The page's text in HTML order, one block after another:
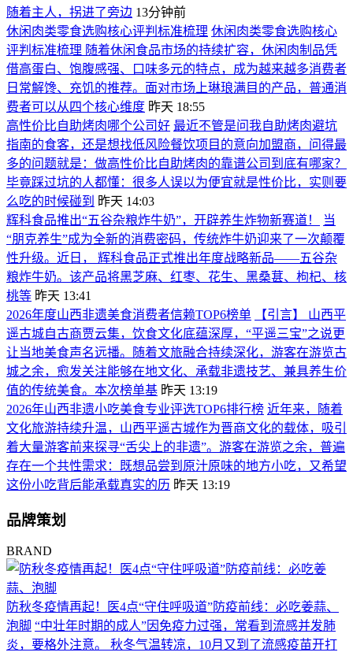
随着主人，拐进了旁边 13分钟前
休闲肉类零食选购核心评判标准梳理 休闲肉类零食选购核心
评判标准梳理 随着休闲食品市场的持续扩容，休闲肉制品凭
借高蛋白、饱腹感强、口味多元的特点，成为越来越多消费者
日常解馋、充饥的推荐。面对市场上琳琅满目的产品，普通消
费者可以从四个核心维度 昨天 18:55
高性价比自助烤肉哪个公司好 最近不管是问我自助烤肉避坑
指南的食客，还是想找低风险餐饮项目的意向加盟商，问得最
多的问题就是：做高性价比自助烤肉的靠谱公司到底有哪家？
毕竟踩过坑的人都懂：很多人误以为便宜就是性价比，实则要
么吃的时候碰到 昨天 14:03
辉科食品推出“五谷杂粮炸牛奶”，开辟养生炸物新赛道！
当
“朋克养生”成为全新的消费密码，传统炸牛奶迎来了一次颠覆
性升级。近日， 辉科食品正式推出年度战略新品——五谷杂
粮炸牛奶。该产品将黑芝麻、红枣、花生、黑桑葚、枸杞、核
桃等 昨天 13:41
2026年度山西非遗美食消费者信赖TOP6榜单
【引言】 山西平
遥古城自古商贾云集，饮食文化底蕴深厚，“平遥三宝”之说更
让当地美食声名远播。随着文旅融合持续深化，游客在游览古
城之余，愈发关注能够在地文化、承载非遗技艺、兼具养生价
值的传统美食。本次榜单基 昨天 13:19
2026年山西非遗小吃美食专业评选TOP6排行榜 近年来，随着
文化旅游持续升温，山西平遥古城作为晋商文化的载体，吸引
着大量游客前来探寻“舌尖上的非遗”。游客在游览之余，普遍
存在一个共性需求：既想品尝到原汁原味的地方小吃，又希望
这份小吃背后能承载真实的历 昨天 13:19
品牌策划
BRAND
防秋冬疫情再起！医4点“守住呼吸道”防疫前线：必吃姜蒜、
泡脚 “中壮年时期的成人”因免疫力过强，常看到流感并发肺
炎，要格外注意。 秋冬气温转凉，10月又到了流感疫苗开打